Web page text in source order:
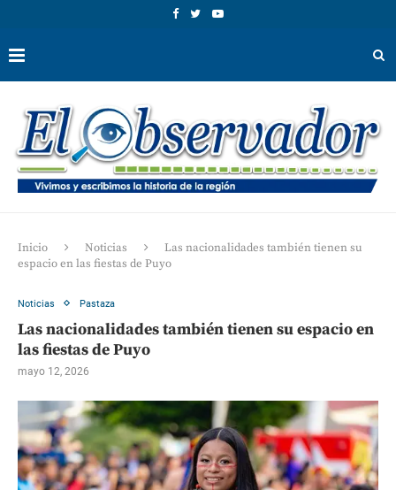
Inicio Noticias
Las nacionalidades también tienen su
espacio en las fiestas de Puyo
Noticias Pastaza
Las nacionalidades también tienen su espacio en
las fiestas de Puyo
mayo 12, 2026